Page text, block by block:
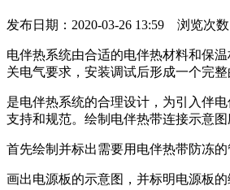
发布日期：2020-03-26 13:59 浏览次数
电伴热系统由合适的电伴热材料和保
关电气要求，安装调试后形成一个完整
是电伴热系统的合理设计，为引入伴
支持和规范。绘制电伴热带连接示意
首先绘制并标出需要用电伴热带防冻的
画出电源板的示意图，并标明电源板的